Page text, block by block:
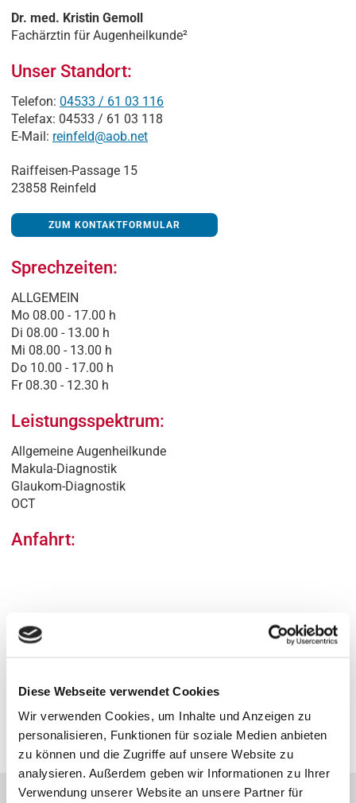
Diese Webseite verwendet Cookies
Wir verwenden Cookies, um Inhalte und Anzeigen zu
personalisieren, Funktionen für soziale Medien anbieten
zu können und die Zugriffe auf unsere Website zu
analysieren. Außerdem geben wir Informationen zu Ihrer
Verwendung unserer Website an unsere Partner für
Dr. med. Kristin Gemoll
Fachärztin für Augenheilkunde²
Unser Standort:
Telefon: 04533 / 61 03 116
Telefax: 04533 / 61 03 118
E-Mail: reinfeld@aob.net
Raiffeisen-Passage 15
23858 Reinfeld
ZUM KONTAKTFORMULAR
Sprechzeiten:
ALLGEMEIN
Mo 08.00 - 17.00 h
Di 08.00 - 13.00 h
Mi 08.00 - 13.00 h
Do 10.00 - 17.00 h
Fr 08.30 - 12.30 h
Leistungsspektrum:
Allgemeine Augenheilkunde
Makula-Diagnostik
Glaukom-Diagnostik
OCT
Anfahrt:
20095 Hamburg
²angestellte Fachärztin